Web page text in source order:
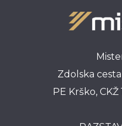
Zdolska
PE Krško,